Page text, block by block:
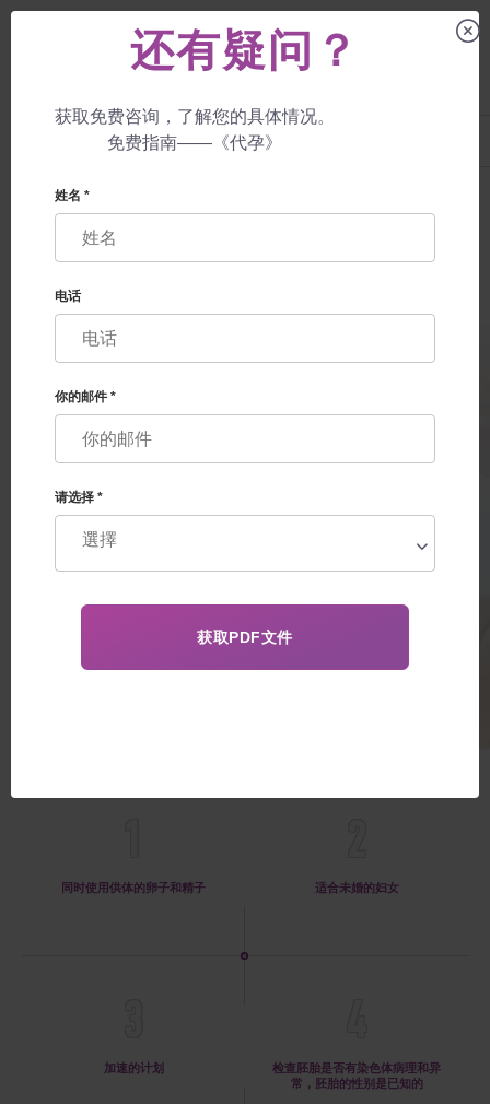
+38 057 760 48 29
代孕母亲
捐/领养胚胎的‘舒适保证’
健康的胚胎选择和性别选择
17 000€
同时使用供体的卵子和精子 适合未婚的妇女
加速的计划
检查胚胎是否有染色体病理和异
常，胚胎的性别是已知的
还有疑问？
获取免费咨询，了解您的具体情况。
免费指南——《代孕》
姓名 *
电话
你的邮件 *
请选择 *